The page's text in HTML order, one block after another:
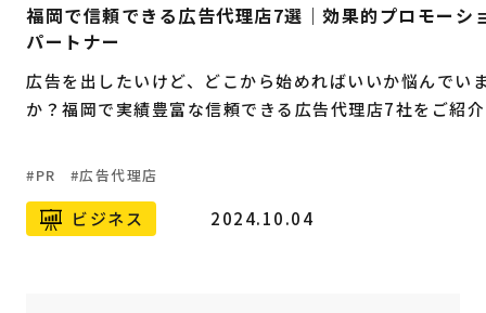
福岡で信頼できる広告代理店7選｜効果的プロモーシ
パートナー
広告を出したいけど、どこから始めればいいか悩んでい
か？福岡で実績豊富な信頼できる広告代理店7社をご紹
PR 広告代理店
ビジネス 2024.10.04